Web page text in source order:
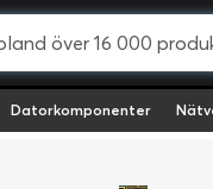
Datorkomponenter